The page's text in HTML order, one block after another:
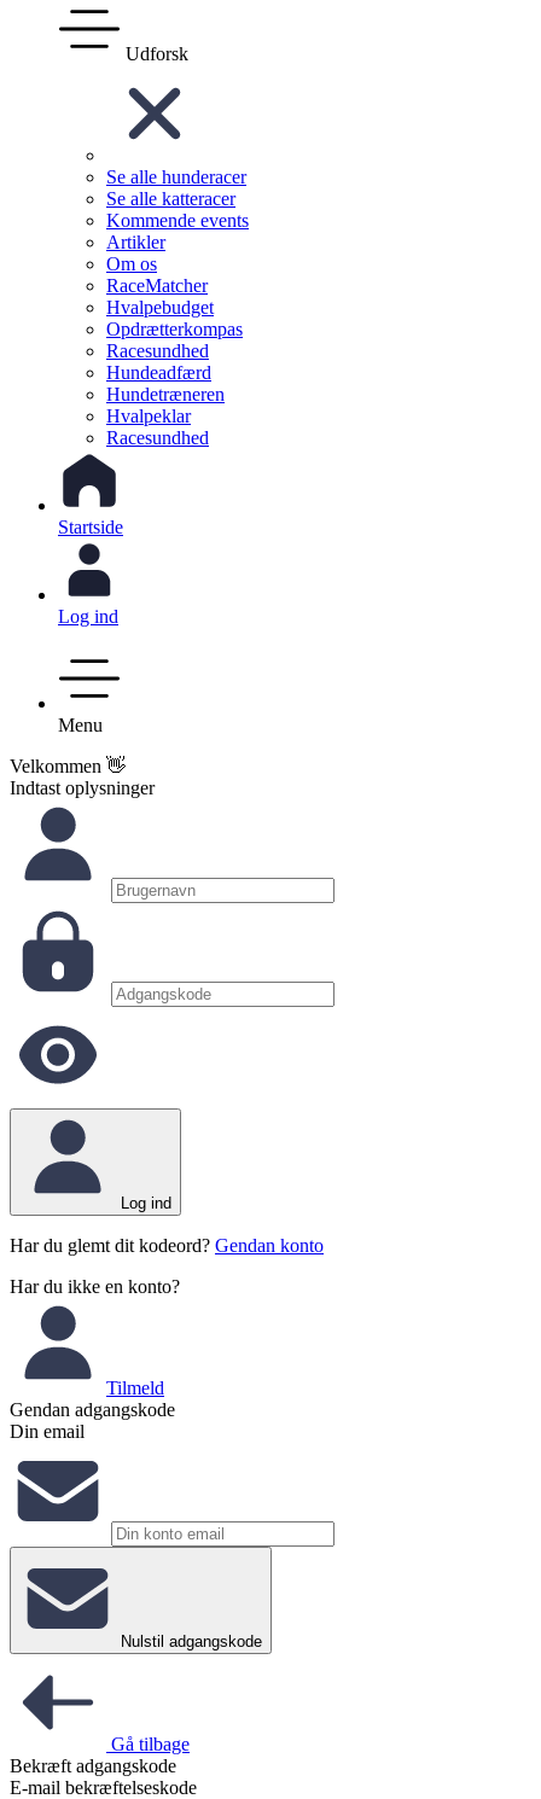
Udforsk
Se alle hunderacer
Se alle katteracer
Kommende events
Artikler
Om os
RaceMatcher
Hvalpebudget
Opdrætterkompas
Racesundhed
Hundeadfærd
Hundetræneren
Hvalpeklar
Racesundhed
Startside
Log ind
Menu
Velkommen 👋
Indtast oplysninger
Log ind
Har du glemt dit kodeord? Gendan konto
Har du ikke en konto?
Tilmeld
Gendan adgangskode
Din email
Nulstil adgangskode
Gå tilbage
Bekræft adgangskode
E-mail bekræftelseskode